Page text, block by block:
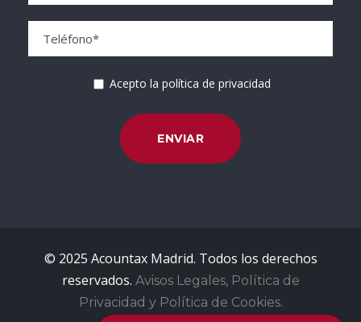
Acepto la política de privacidad
© 2025 Acountax Madrid. Todos los derechos
reservados. Avisos Legales, Política de
Privacidad y Política de Cookies.